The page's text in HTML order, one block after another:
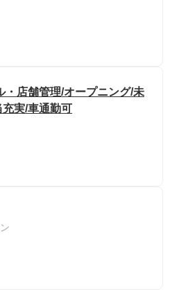
・店舗管理/オープニング/未
実/車通勤可